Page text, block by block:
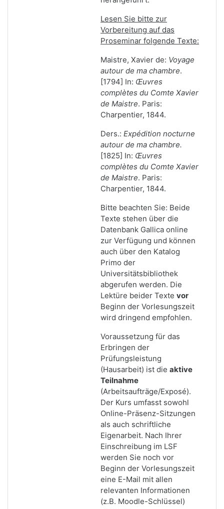
Lesen Sie bitte zur
Vorbereitung auf das
Proseminar folgende Texte:
Maistre, Xavier de: Voyage
autour de ma chambre.
[1794] In: Œuvres
complètes du Comte Xavier
de Maistre. Paris:
Charpentier, 1844.
Ders.: Expédition nocturne
autour de ma chambre.
[1825] In: Œuvres
complètes du Comte Xavier
de Maistre. Paris:
Charpentier, 1844.
Bitte beachten Sie: Beide
Texte stehen über die
Datenbank Gallica online
zur Verfügung und können
auch über den Katalog
Primo der
Universitätsbibliothek
abgerufen werden. Die
Lektüre beider Texte vor
Beginn der Vorlesungszeit
wird dringend empfohlen.
Voraussetzung für das
Erbringen der
Prüfungsleistung
(Hausarbeit) ist die aktive
Teilnahme
(Arbeitsaufträge/Exposé).
Der Kurs umfasst sowohl
Online-Präsenz-Sitzungen
als auch schriftliche
Eigenarbeit. Nach Ihrer
Einschreibung im LSF
werden Sie noch vor
Beginn der Vorlesungszeit
eine E-Mail mit allen
relevanten Informationen
(z.B. Moodle-Schlüssel)